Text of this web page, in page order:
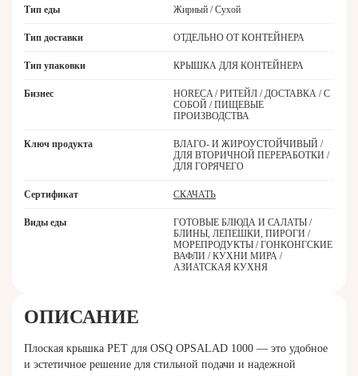
Тип еды Жирный / Сухой
Тип доставки ОТДЕЛЬНО ОТ КОНТЕЙНЕРА
Тип упаковки КРЫШКА ДЛЯ КОНТЕЙНЕРА
Бизнес
HORECA / РИТЕЙЛ / ДОСТАВКА / С
СОБОЙ / ПИЩЕВЫЕ
ПРОИЗВОДСТВА
Ключ продукта
ВЛАГО- И ЖИРОУСТОЙЧИВЫЙ /
ДЛЯ ВТОРИЧНОЙ ПЕРЕРАБОТКИ /
ДЛЯ ГОРЯЧЕГО
Сертификат СКАЧАТЬ
Виды еды
ГОТОВЫЕ БЛЮДА И САЛАТЫ /
БЛИНЫ, ЛЕПЕШКИ, ПИРОГИ /
МОРЕПРОДУКТЫ / ГОНКОНГСКИЕ
ВАФЛИ / КУХНИ МИРА /
АЗИАТСКАЯ КУХНЯ
ОПИСАНИЕ
Плоская крышка PET для OSQ OPSALAD 1000 — это удобное
и эстетичное решение для стильной подачи и надежной